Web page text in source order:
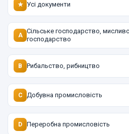
★ Усі документи
A
Сільське господарство,
господарство
B Рибальство, рибництво
C Добувна промисловість
D Переробна промисловість